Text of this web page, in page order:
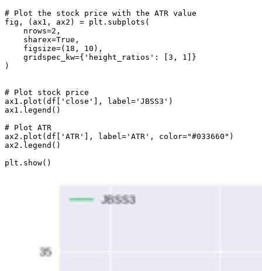
# Plot the stock price with the ATR value
fig, (ax1, ax2) = plt.subplots(
    nrows=2,
    sharex=True,
    figsize=(18, 10),
    gridspec_kw={'height_ratios': [3, 1]}
)
# Plot stock price
ax1.plot(df['close'], label='JBSS3')
ax1.legend()
# Plot ATR
ax2.plot(df['ATR'], label='ATR', color="#033660")
ax2.legend()
plt.show()